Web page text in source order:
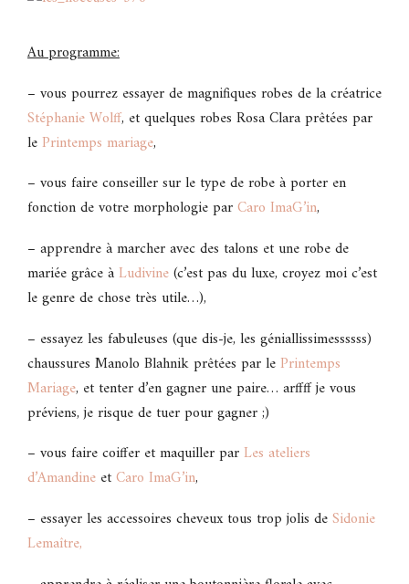
Au programme:
– vous pourrez essayer de magnifiques robes de la créatrice
Stéphanie Wolff, et quelques robes Rosa Clara prêtées par
lePrintemps mariage,
– vous faire conseiller sur le type de robe à porter en
fonction de votre morphologie parCaro ImaG’in,
– apprendre à marcher avec des talons et une robe de
mariée grâce àLudivine(c’est pas du luxe, croyez moi c’est
le genre de chose très utile…),
– essayez les fabuleuses (que dis-je, les géniallissimessssss)
chaussures Manolo Blahnik prêtées par lePrintemps
Mariage, et tenter d’en gagner une paire… arffff je vous
préviens, je risque de tuer pour gagner ;)
– vous faire coiffer et maquiller parLes ateliers
d’Amandine etCaro ImaG’in,
– essayer les accessoires cheveux tous trop jolis deSidonie
Lemaître,